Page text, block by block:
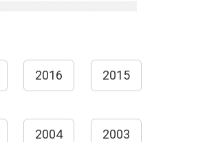
2016 2015
2004 2003